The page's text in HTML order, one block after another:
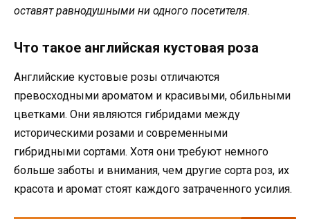
оставят равнодушными ни одного посетителя.
Что такое английская кустовая роза
Английские кустовые розы отличаются
превосходными ароматом и красивыми, обильными
цветками. Они являются гибридами между
историческими розами и современными
гибридными сортами. Хотя они требуют немного
больше заботы и внимания, чем другие сорта роз, их
красота и аромат стоят каждого затраченного усилия.